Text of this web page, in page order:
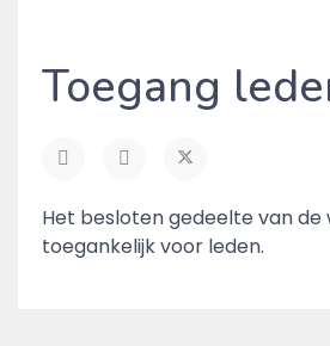
Toegang
Het besloten gedeelte van de
toegankelijk voor leden.